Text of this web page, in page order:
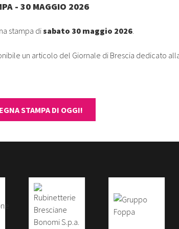
- 30 MAGGIO 2026
stampa disabato 30 maggio 2026.
un articolo del Giornale di Brescia dedicato
STAMPA DI OGGI!